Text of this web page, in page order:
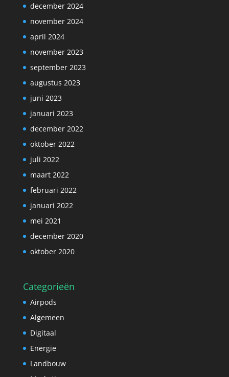
december 2024
november 2024
april 2024
november 2023
september 2023
augustus 2023
juni 2023
januari 2023
december 2022
oktober 2022
juli 2022
maart 2022
februari 2022
januari 2022
mei 2021
december 2020
oktober 2020
Categorieën
Airpods
Algemeen
Digitaal
Energie
Landbouw